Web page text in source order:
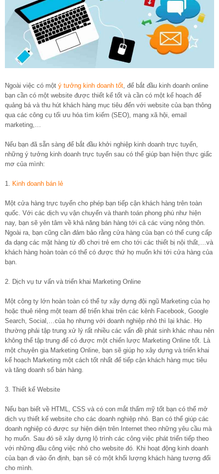
Ngoài việc có một ý tưởng kinh doanh tốt, để bắt đầu kinh doanh online
bạn cần có một website được thiết kế tốt và cần có một kế hoạch để
quảng bá và thu hút khách hàng mục tiêu đến với website của bạn thông
qua các công cụ tối ưu hóa tìm kiếm (SEO), mạng xã hội, email
marketing,…
Nếu bạn đã sẵn sàng để bắt đầu khởi nghiệp kinh doanh trực tuyến,
những ý tưởng kinh doanh trực tuyến sau có thể giúp bạn hiện thực giấc
mơ của mình:
1. Kinh doanh bán lẻ
Một cửa hàng trực tuyến cho phép bạn tiếp cận khách hàng trên toàn
quốc. Với các dịch vụ vận chuyển và thanh toán phong phú như hiện
nay, bạn sẽ yên tâm về khả năng bán hàng tới cả các vùng nông thôn.
Ngoài ra, bạn cũng cần đảm bảo rằng cửa hàng của bạn có thể cung cấp
đa dạng các mặt hàng từ đồ chơi trẻ em cho tới các thiết bị nội thất,…và
khách hàng hoàn toàn có thể có được thứ họ muốn khi tới cửa hàng của
bạn.
2. Dịch vụ tư vấn và triển khai Marketing Online
Một công ty lớn hoàn toàn có thể tự xây dựng đội ngũ Marketing của họ
hoặc thuê riêng một team để triển khai trên các kênh Facebook, Google
Search, Social,…của họ nhưng với doanh nghiệp nhỏ thì lại khác. Họ
thường phải tập trung xử lý rất nhiều các vấn đề phát sinh khác nhau nên
không thể tập trung để có được một chiến lược Marketing Online tốt. Là
một chuyên gia Marketing Online, bạn sẽ giúp họ xây dựng và triển khai
kế hoạch Marketing một cách tốt nhất để tiếp cận khách hàng mục tiêu
và tăng doanh số bán hàng.
3. Thiết kế Website
Nếu bạn biết về HTML, CSS và có con mắt thẩm mỹ tốt bạn có thể mở
dịch vụ thiết kế website cho các doanh nghiệp nhỏ. Bạn có thể giúp các
doanh nghiệp có được sự hiện diện trên Internet theo những yêu cầu mà
họ muốn. Sau đó sẽ xây dựng lộ trình các công việc phát triển tiếp theo
với những đầu công việc nhỏ cho website đó. Khi hoạt động kinh doanh
của bạn đi vào ổn định, bạn sẽ có một khối lượng khách hàng tương đối
cho mình.